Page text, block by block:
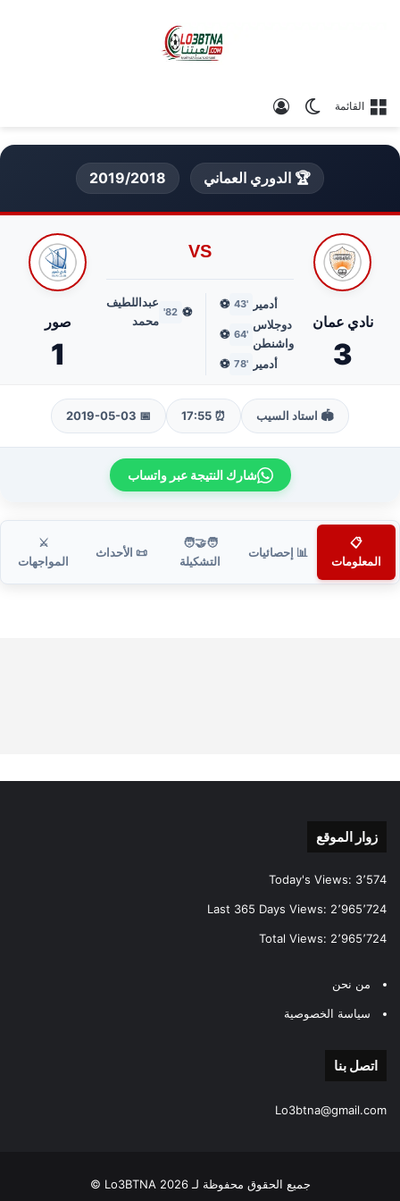
القائمة الوضع المظلم
🏆 الدوري العماني 2019/2018
نادي عمان
3
VS
أدمير '43
⚽
دوجلاس
واشنطن
'64
⚽
أدمير '78
⚽
⚽
82'
عبداللطيف
محمد
صور
1
🏟️ استاد السيب ⏰ 17:55
📅 2019-05-03
شارك النتيجة عبر واتساب
📋
المعلومات
📊 إحصائيات
🧑‍🤝‍🧑
التشكيلة
📜 الأحداث
⚔️
المواجهات
زوار الموقع
Today's Views: 3٬574
Last 365 Days Views: 2٬965٬724
Total Views: 2٬965٬724
من نحن
سياسة الخصوصية
اتصل بنا
Lo3btna@gmail.com
جميع الحقوق محفوظة لـ Lo3BTNA 2026 ©